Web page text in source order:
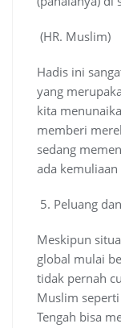
(HR. Muslim)
Hadis ini
yang
kita
memberi
sedang
ada
5. Peluang
Meskipun
global mulai
tidak pernah
Muslim
Tengah bisa